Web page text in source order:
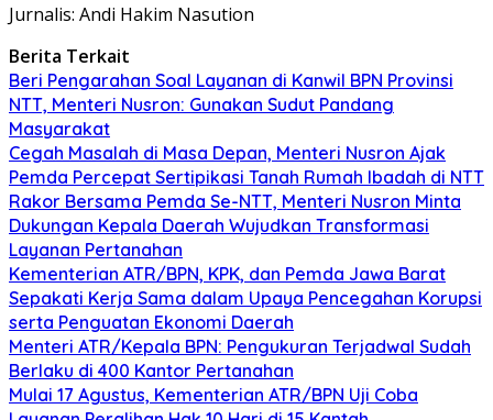
Jurnalis: Andi Hakim Nasution
Berita Terkait
Beri Pengarahan Soal Layanan di Kanwil BPN Provinsi
NTT, Menteri Nusron: Gunakan Sudut Pandang
Masyarakat
Cegah Masalah di Masa Depan, Menteri Nusron Ajak
Pemda Percepat Sertipikasi Tanah Rumah Ibadah di NTT
Rakor Bersama Pemda Se-NTT, Menteri Nusron Minta
Dukungan Kepala Daerah Wujudkan Transformasi
Layanan Pertanahan
Kementerian ATR/BPN, KPK, dan Pemda Jawa Barat
Sepakati Kerja Sama dalam Upaya Pencegahan Korupsi
serta Penguatan Ekonomi Daerah
Menteri ATR/Kepala BPN: Pengukuran Terjadwal Sudah
Berlaku di 400 Kantor Pertanahan
Mulai 17 Agustus, Kementerian ATR/BPN Uji Coba